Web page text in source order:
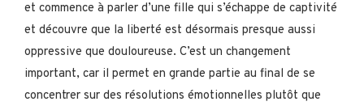
et commence à parler d’une fille qui s’échappe de captivité
et découvre que la liberté est désormais presque aussi
oppressive que douloureuse. C’est un changement
important, car il permet en grande partie au final de se
concentrer sur des résolutions émotionnelles plutôt que